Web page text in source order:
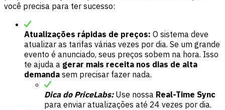
você precisa para ter sucesso:
Atualizações rápidas de preços: O sistema deve
atualizar as tarifas várias vezes por dia. Se um grande
evento é anunciado, seus preços sobem na hora. Isso
te ajuda a gerar mais receita nos dias de alta
demanda sem precisar fazer nada.
Dica do PriceLabs: Use nossa Real-Time Sync
para enviar atualizações até 24 vezes por dia.